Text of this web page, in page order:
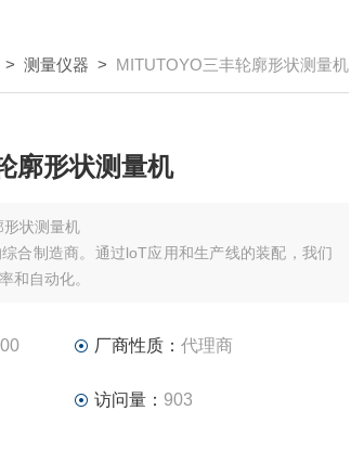
> 测量仪器 > MITUTOYO三丰轮廓形状测量机
廓形状测量机
形状测量机
合制造商。通过loT应用和生产线的装配，我们
和自动化。
厂商性质： 代理商
访问量： 903